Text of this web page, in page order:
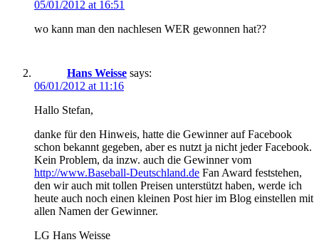
05/01/2012 at 16:51
wo kann man den nachlesen WER gewonnen hat??
Hans Weisse says:
06/01/2012 at 11:16
Hallo Stefan,
danke für den Hinweis, hatte die Gewinner auf Facebook
schon bekannt gegeben, aber es nutzt ja nicht jeder Facebook.
Kein Problem, da inzw. auch die Gewinner vom
http://www.Baseball-Deutschland.de Fan Award feststehen,
den wir auch mit tollen Preisen unterstützt haben, werde ich
heute auch noch einen kleinen Post hier im Blog einstellen mit
allen Namen der Gewinner.
LG Hans Weisse